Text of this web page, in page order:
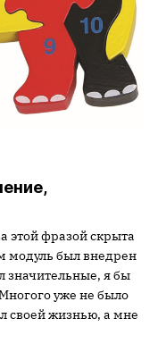
этой фразой скрыта
модуль был внедрен
значительные, я бы
уже не было
своей жизнью, а мне